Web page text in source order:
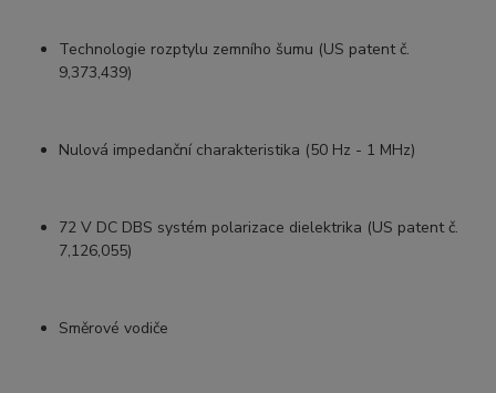
Technologie rozptylu zemního šumu (US patent č.
9,373,439)
Nulová impedanční charakteristika (50 Hz - 1 MHz)
72 V DC DBS systém polarizace dielektrika (US patent č.
7,126,055)
Směrové vodiče